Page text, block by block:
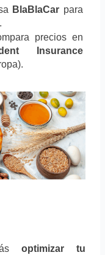
BlaBlaCar para
Insurance
optimizar tu